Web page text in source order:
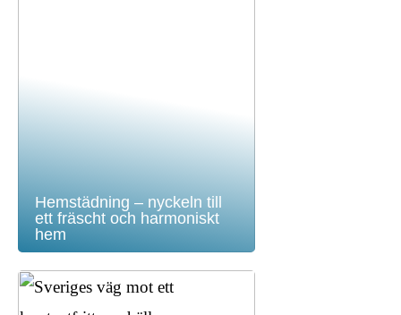
Hemstädning – nyckeln till
ett fräscht och harmoniskt
hem